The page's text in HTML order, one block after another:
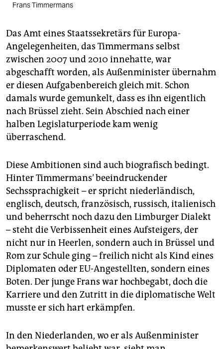
Frans Timmermans
Das Amt eines Staatssekretärs für Europa-
Angelegenheiten, das Timmermans selbst
zwischen 2007 und 2010 innehatte, war
abgeschafft worden, als Außenminister übernahm
er diesen Aufgabenbereich gleich mit. Schon
damals wurde gemunkelt, dass es ihn eigentlich
nach Brüssel zieht. Sein Abschied nach einer
halben Legislaturperiode kam wenig
überraschend.
Diese Ambitionen sind auch biografisch bedingt.
Hinter Timmermans’ beeindruckender
Sechssprachigkeit – er spricht niederländisch,
englisch, deutsch, französisch, russisch, italienisch
und beherrscht noch dazu den Limburger Dialekt
– steht die Verbissenheit eines Aufsteigers, der
nicht nur in Heerlen, sondern auch in Brüssel und
Rom zur Schule ging – freilich nicht als Kind eines
Diplomaten oder EU-Angestellten, sondern eines
Boten. Der junge Frans war hochbegabt, doch die
Karriere und den Zutritt in die diplomatische Welt
musste er sich hart erkämpfen.
In den Niederlanden, wo er als Außenminister